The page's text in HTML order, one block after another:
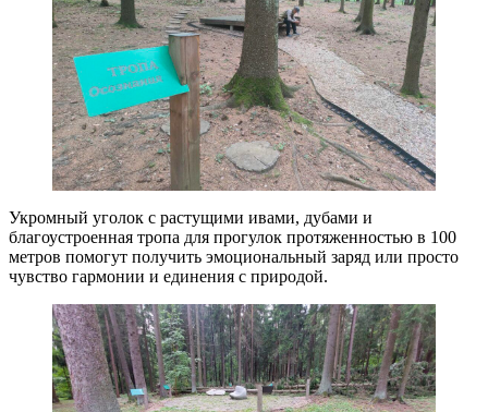
Укромный уголок с растущими ивами, дубами и
благоустроенная тропа для прогулок протяженностью в 100
метров помогут получить эмоциональный заряд или просто
чувство гармонии и единения с природой.